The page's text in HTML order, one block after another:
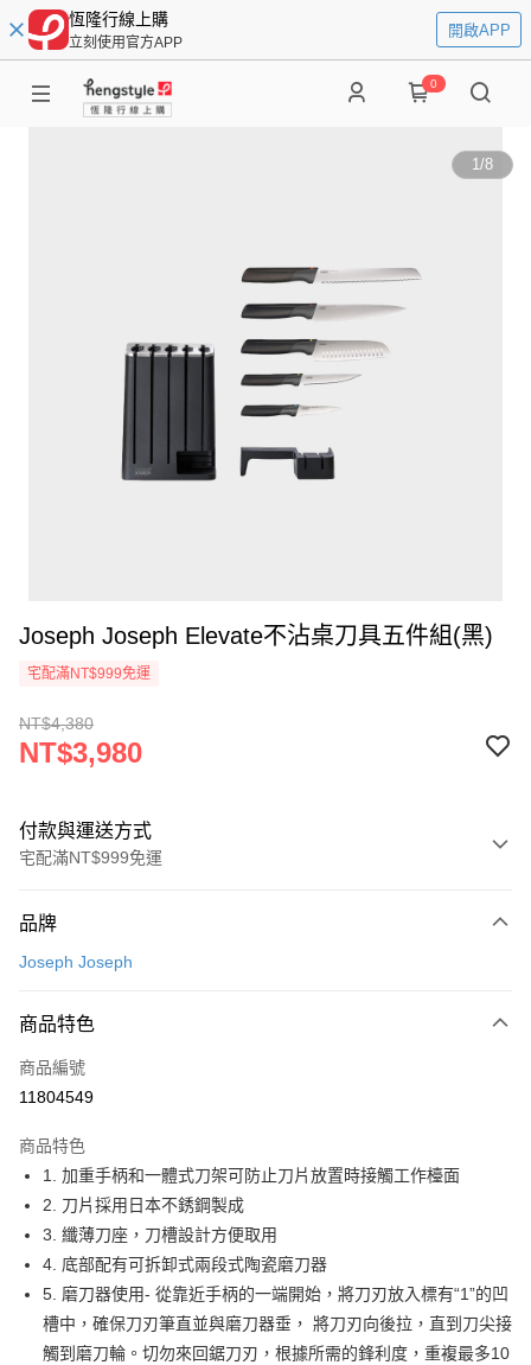
恆隆行線上購
立刻使用官方APP
開啟APP
0
1/8
Joseph Joseph Elevate不沾桌刀具五件組(黑)
宅配滿NT$999免運
NT$4,380
NT$3,980
付款與運送方式
宅配滿NT$999免運
信用卡一次付款
3 期 0 利率 每期
合作金庫商業銀行
上海商業儲蓄銀行
臺灣中小企業銀行
匯豐（台灣）商業銀行
華泰商業銀行
聯邦商業銀行
元大商業銀行
玉山商業銀行
星展（台灣）商業銀行
台灣樂天信用卡公司
合作金庫商業銀行
上海商業儲蓄銀行
國泰世華商業銀行
兆豐國際商業銀行
匯豐（台灣）商業銀行
聯邦商業銀行
元大商業銀行
永豐商業銀行
玉山商業銀行
星展（台灣）商業銀行
台新國際商業銀行
中國信託商業銀行
即享券
LINE Pay
Apple Pay
街口支付
Google Pay
ATM付款
品牌
Joseph Joseph
商品特色
商品編號
11804549
商品特色
1. 加重手柄和一體式刀架可防止刀片放置時接觸工作檯面
2. 刀片採用日本不銹鋼製成
3. 纖薄刀座，刀槽設計方便取用
4. 底部配有可拆卸式兩段式陶瓷磨刀器
5. 磨刀器使用- 從靠近手柄的一端開始，將刀刃放入標有“1”的凹
槽中，確保刀刃筆直並與磨刀器垂， 將刀刃向後拉，直到刀尖接
觸到磨刀輪。切勿來回鋸刀刃，根據所需的鋒利度，重複最多10